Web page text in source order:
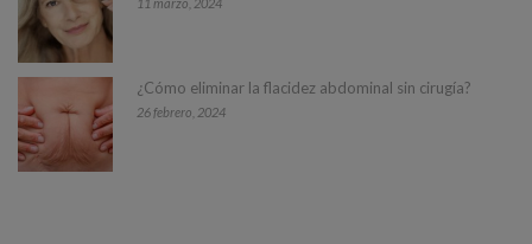
¿Cómo eliminar la flacidez abdominal sin cirugía?
26 febrero, 2024